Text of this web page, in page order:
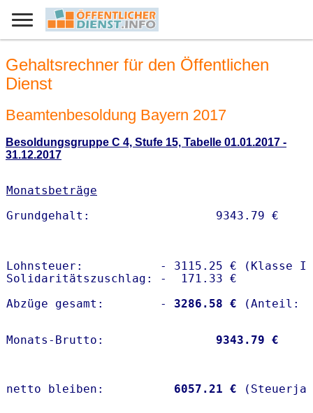
Gehaltsrechner für den Öffentlichen
Dienst
Beamtenbesoldung Bayern 2017
Besoldungsgruppe C 4, Stufe 15, Tabelle 01.01.2017 -
31.12.2017
Monatsbeträge
Lohnsteuer:           - 3115.25 € (Klasse I)
Solidaritätszuschlag: -  171.33 €
Abzüge gesamt:        -
3286.58 €
Monats-Brutto: 9343.79 €
netto bleiben: 6057.21 €